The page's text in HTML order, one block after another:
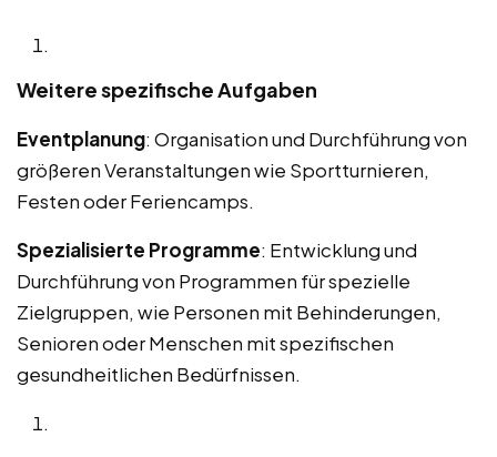
Weitere spezifische Aufgaben
Eventplanung: Organisation und Durchführung von
größeren Veranstaltungen wie Sportturnieren,
Festen oder Feriencamps.
Spezialisierte Programme: Entwicklung und
Durchführung von Programmen für spezielle
Zielgruppen, wie Personen mit Behinderungen,
Senioren oder Menschen mit spezifischen
gesundheitlichen Bedürfnissen.